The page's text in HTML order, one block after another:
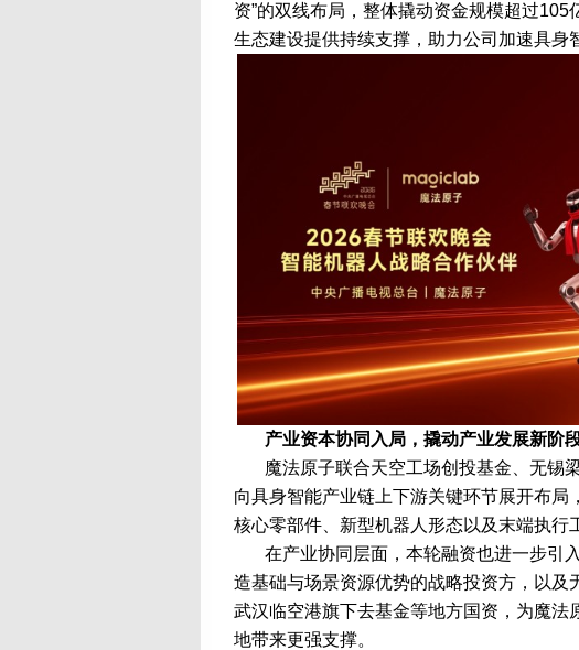
资”的双线布局，整体撬动资金规模超过
生态建设提供持续支撑，助力公司加速具身
产业资本协同入局，撬动产业发展新阶
魔法原子联合天空工场创投基金、无锡
向具身智能产业链上下游关键环节展开布局
核心零部件、新型机器人形态以及末端执行
在产业协同层面，本轮融资也进一步引
造基础与场景资源优势的战略投资方，以及
武汉临空港旗下去基金等地方国资，为魔
地带来更强支撑。